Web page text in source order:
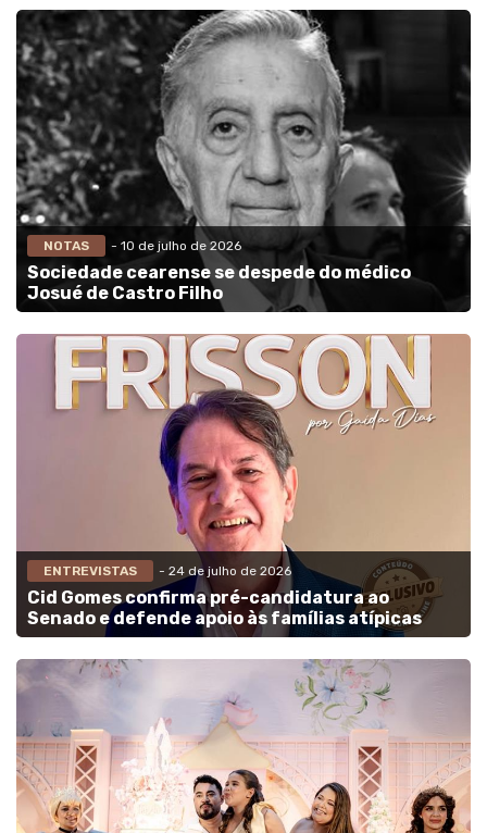
NOTAS - 10 de julho de 2026
Sociedade cearense se despede do médico
Josué de Castro Filho
ENTREVISTAS - 24 de julho de 2026
Cid Gomes confirma pré-candidatura ao
Senado e defende apoio às famílias atípicas